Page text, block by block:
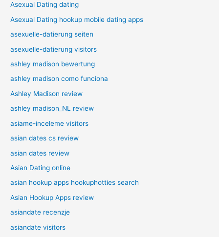
Asexual Dating dating
Asexual Dating hookup mobile dating apps
asexuelle-datierung seiten
asexuelle-datierung visitors
ashley madison bewertung
ashley madison como funciona
Ashley Madison review
ashley madison_NL review
asiame-inceleme visitors
asian dates cs review
asian dates review
Asian Dating online
asian hookup apps hookuphotties search
Asian Hookup Apps review
asiandate recenzje
asiandate visitors